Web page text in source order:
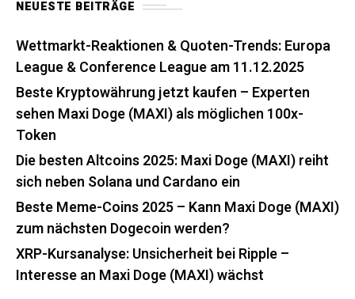
NEUESTE BEITRÄGE
Wettmarkt-Reaktionen & Quoten-Trends: Europa
League & Conference League am 11.12.2025
Beste Kryptowährung jetzt kaufen – Experten
sehen Maxi Doge (MAXI) als möglichen 100x-
Token
Die besten Altcoins 2025: Maxi Doge (MAXI) reiht
sich neben Solana und Cardano ein
Beste Meme-Coins 2025 – Kann Maxi Doge (MAXI)
zum nächsten Dogecoin werden?
XRP-Kursanalyse: Unsicherheit bei Ripple –
Interesse an Maxi Doge (MAXI) wächst